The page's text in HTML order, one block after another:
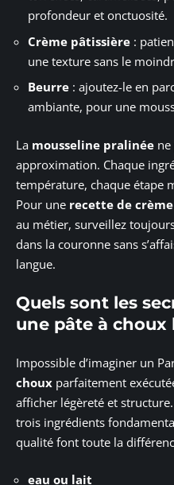
profondeur et onctuosité.
Crème pâtissière :
une texture sans le
Beurre : ajoutez-le en
ambiante, pour une
La mousseline pralinée
approximation. Chaque
température, chaque étape
Pour une recette de
au métier, surveillez
dans la couronne sans
langue.
Quels sont les
une pâte à choux
Impossible d’imaginer un
choux parfaitement
afficher légèreté et
trois ingrédients
qualité font toute la
eau ou lait